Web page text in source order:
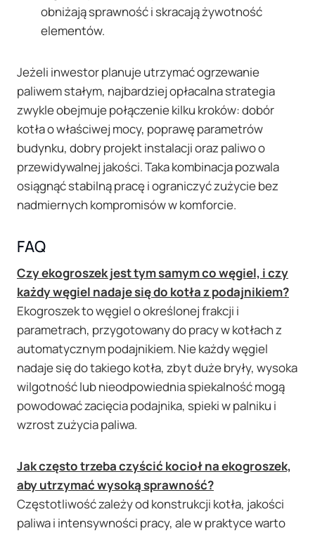
obniżają sprawność i skracają żywotność
elementów.
Jeżeli inwestor planuje utrzymać ogrzewanie
paliwem stałym, najbardziej opłacalna strategia
zwykle obejmuje połączenie kilku kroków: dobór
kotła o właściwej mocy, poprawę parametrów
budynku, dobry projekt instalacji oraz paliwo o
przewidywalnej jakości. Taka kombinacja pozwala
osiągnąć stabilną pracę i ograniczyć zużycie bez
nadmiernych kompromisów w komforcie.
FAQ
Czy ekogroszek jest tym samym co węgiel, i czy
każdy węgiel nadaje się do kotła z podajnikiem?
Ekogroszek to węgiel o określonej frakcji i
parametrach, przygotowany do pracy w kotłach z
automatycznym podajnikiem. Nie każdy węgiel
nadaje się do takiego kotła, zbyt duże bryły, wysoka
wilgotność lub nieodpowiednia spiekalność mogą
powodować zacięcia podajnika, spieki w palniku i
wzrost zużycia paliwa.
Jak często trzeba czyścić kocioł na ekogroszek,
aby utrzymać wysoką sprawność?
Częstotliwość zależy od konstrukcji kotła, jakości
paliwa i intensywności pracy, ale w praktyce warto